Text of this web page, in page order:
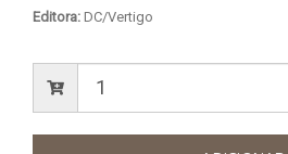
Editora: DC/Vertigo